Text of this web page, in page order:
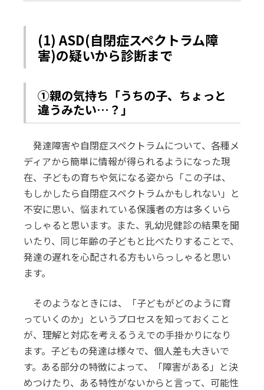
(1) ASD(自閉症スペクトラム障
害)の疑いから診断まで
①親の気持ち「うちの子、ちょっと
違うみたい…？」
発達障害や自閉症スペクトラムについて、各種メ
ディアから簡単に情報が得られるようになった現
在、子どもの育ちや気になる姿から「この子は、
もしかしたら自閉症スペクトラムかもしれない」と
不安に思い、悩まれている保護者の方は多くいら
っしゃると思います。また、乳幼児健診の結果を聞
いたり、同じ年齢の子どもと比べたりすることで、
発達の遅れを心配される方もいらっしゃると思い
ます。
そのようなときには、「子どもがどのように育
っていくのか」というプロセスを知っておくこと
が、理解と対応を考えるうえでの手掛かりになり
ます。子どもの発達は様々で、個人差も大きいで
す。ある部分の特徴によって、「障害がある」と決
めつけたり、ある特性がないからと言って、可能性